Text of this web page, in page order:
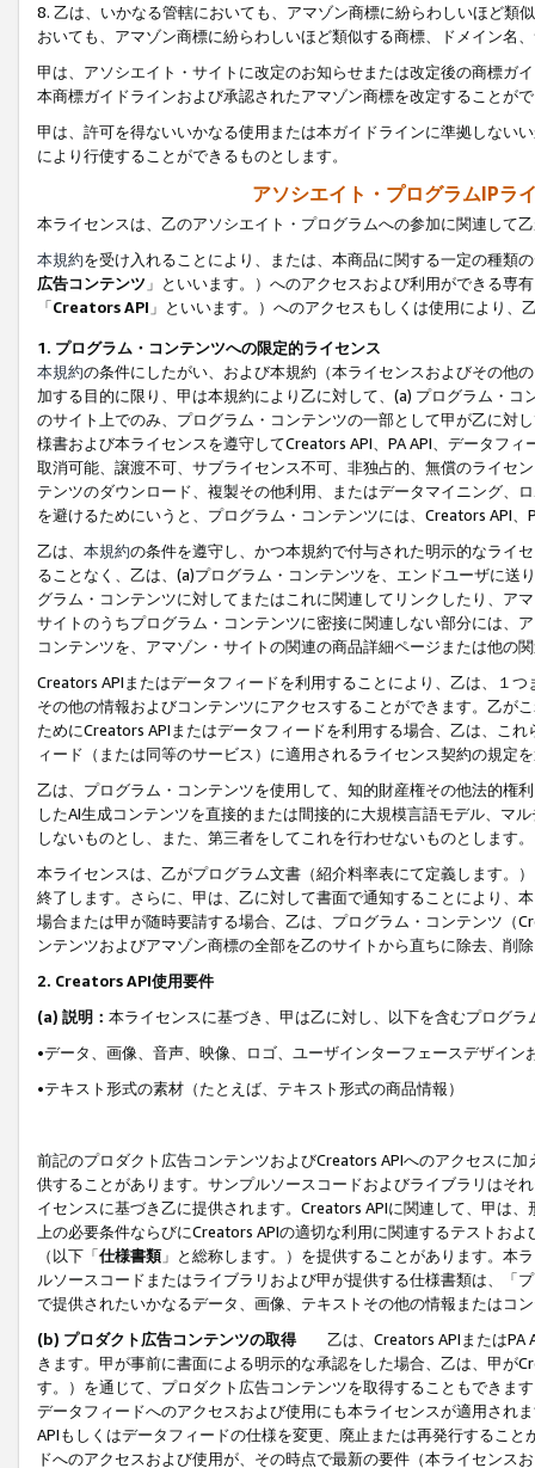
8. 乙は、いかなる管轄においても、アマゾン商標に紛らわしいほど類
おいても、アマゾン商標に紛らわしいほど類似する商標、ドメイン名
甲は、アソシエイト・サイトに改定のお知らせまたは改定後の商標ガ
本商標ガイドラインおよび承認されたアマゾン商標を改定することが
甲は、許可を得ないいかなる使用または本ガイドラインに準拠しない
により行使することができるものとします。
アソシエイト・プログラムIPラ
本ライセンスは、乙のアソシエイト・プログラムへの参加に関連して
本規約を受け入れることにより、または、本商品に関する一定の種類
広告コンテンツ 」といいます。）へのアクセスおよび利用ができる専
「Creators API 」といいます。）へのアクセスもしくは使用により
1. プログラム・コンテンツへの限定的ライセンス
本規約の条件にしたがい、および本規約（本ライセンスおよびその他
加する目的に限り、甲は本規約により乙に対して、(a) プログラム・
のサイト上でのみ、プログラム・コンテンツの一部として甲が乙に対
様書および本ライセンスを遵守してCreators API、PA API、データフ
取消可能、譲渡不可、サブライセンス不可、非独占的、無償のライセ
テンツのダウンロード、複製その他利用、またはデータマイニング、
を避けるためにいうと、プログラム・コンテンツには、Creators API
乙は、 本規約の条件を遵守し、かつ本規約で付与された明示的なライ
ることなく、乙は、(a)プログラム・コンテンツを、エンドユーザに
グラム・コンテンツに対してまたはこれに関連してリンクしたり、ア
サイトのうちプログラム・コンテンツに密接に関連しない部分には、
コンテンツを、アマゾン・サイトの関連の商品詳細ページまたは他の
Creators APIまたはデータフィードを利用することにより、乙は、１
その他の情報およびコンテンツにアクセスすることができます。乙が
ためにCreators APIまたはデータフィードを利用する場合、乙は、こ
ィード（または同等のサービス）に適用されるライセンス契約の規定
乙は、プログラム・コンテンツを使用して、知的財産権その他法的権
したAI生成コンテンツを直接的または間接的に大規模言語モデル、マ
しないものとし、また、第三者をしてこれを行わせないものとします。
本ライセンスは、乙がプログラム文書（紹介料率表にて定義します。
終了します。さらに、甲は、乙に対して書面で通知することにより、
場合または甲が随時要請する場合、乙は、プログラム・コンテンツ（
ンテンツおよびアマゾン商標の全部を乙のサイトから直ちに除去、削
2. Creators API使用要件
(a) 説明： 本ライセンスに基づき、甲は乙に対し、以下を含むプログ
•データ、画像、音声、映像、ロゴ、ユーザインターフェースデザイ
•テキスト形式の素材（たとえば、テキスト形式の商品情報）
前記のプロダクト広告コンテンツおよびCreators APIへのアクセスに
供することがあります。サンプルソースコードおよびライブラリはそ
イセンスに基づき乙に提供されます。Creators APIに関連して、甲は
上の必要条件ならびにCreators APIの適切な利用に関連するテストお
（以下「仕様書類」と総称します。）を提供することがあります。本
ルソースコードまたはライブラリおよび甲が提供する仕様書類は、「
で提供されたいかなるデータ、画像、テキストその他の情報またはコ
(b) プロダクト広告コンテンツの取得
乙は、Creators APIまたはPA
きます。甲が事前に書面による明示的な承認をした場合、乙は、甲が
す。）を通じて、プロダクト広告コンテンツを取得することもできま
データフィードへのアクセスおよび使用にも本ライセンスが適用され
APIもしくはデータフィードの仕様を変更、廃止または再発行するこ
ドへのアクセスおよび使用が、その時点で最新の要件（本ライセン